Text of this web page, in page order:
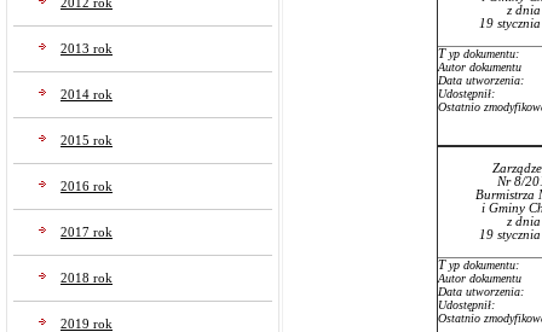
2012 rok
2013 rok
2014 rok
2015 rok
2016 rok
2017 rok
2018 rok
2019 rok
z
19
Typ dokumentu:
Autor dokumentu
Data utworzenia:
Udostępnił:
Ostatnio
Nr 8/
Burmistrza
i Gminy
z
19
Typ dokumentu:
Autor dokumentu
Data utworzenia:
Udostępnił:
Ostatnio